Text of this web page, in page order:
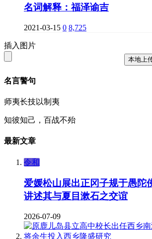
名词解释：福泽谕吉
2021-03-15 0 8,725
插入图片
本地上
名言警句
师夷长技以制夷
知彼知己，百战不殆
最新文章
令和
爱媛松山展出正冈子规于愚陀
讲述其与夏目漱石之交谊
2026-07-09